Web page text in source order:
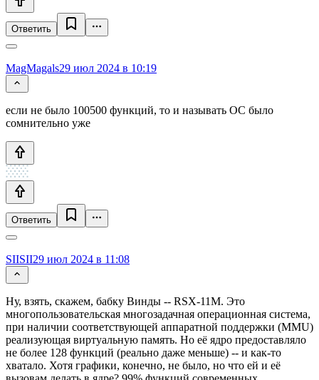
Ответить
MagMagals29 июл 2024 в 10:19
если не было 100500 функций, то и называть ОС было
сомнительно уже
Ответить
SIISII29 июл 2024 в 11:08
Ну, взять, скажем, бабку Винды -- RSX-11M. Это
многопользовательская многозадачная операционная система,
при наличии соответствующей аппаратной поддержки (MMU)
реализующая виртуальную память. Но её ядро предоставляло
не более 128 функций (реально даже меньше) -- и как-то
хватало. Хотя графики, конечно, не было, но что ей и её